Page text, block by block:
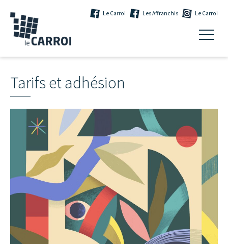
Le Carroi Les Affranchis Le Carroi
Tarifs et adhésion